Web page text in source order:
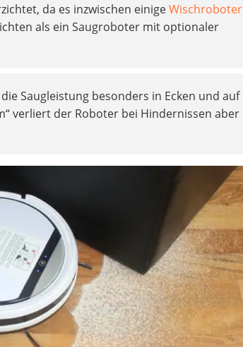
da es inzwischen einigeWischroboter
als ein Saugroboter mit optionaler
Saugleistung besonders in Ecken und auf
verliert der Roboter bei Hindernissen aber